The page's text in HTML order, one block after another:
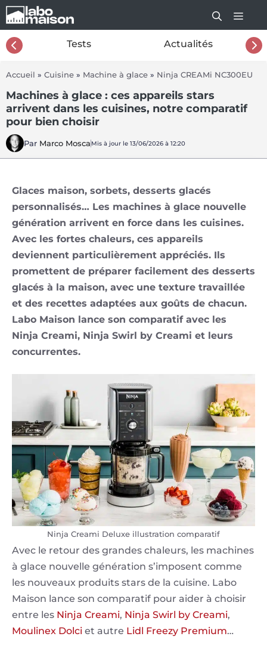
Aller
au
contenu
Tests Actualités
Accueil » Cuisine » Machine à glace » Ninja CREAMi NC300EU
Machines à glace : ces appareils stars
arrivent dans les cuisines, notre comparatif
pour bien choisir
Par Marco Mosca Mis à jour le 13/06/2026 à 12:20
Glaces maison, sorbets, desserts glacés
personnalisés… Les machines à glace nouvelle
génération arrivent en force dans les cuisines.
Avec les fortes chaleurs, ces appareils
deviennent particulièrement appréciés. Ils
promettent de préparer facilement des desserts
glacés à la maison, avec une texture travaillée
et des recettes adaptées aux goûts de chacun.
Labo Maison lance son comparatif avec les
Ninja Creami, Ninja Swirl by Creami et leurs
concurrentes.
Ninja Creami Deluxe illustration comparatif
Avec le retour des grandes chaleurs, les machines
à glace nouvelle génération s’imposent comme
les nouveaux produits stars de la cuisine. Labo
Maison lance son comparatif pour aider à choisir
entre les Ninja Creami, Ninja Swirl by Creami,
Moulinex Dolci et autre Lidl Freezy Premium…